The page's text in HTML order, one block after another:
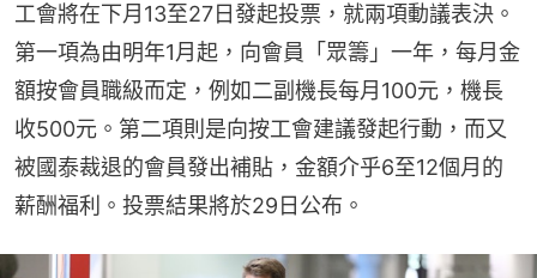
工會將在下月13至27日發起投票，就兩項動議表決。
第一項為由明年1月起，向會員「眾籌」一年，每月金
額按會員職級而定，例如二副機長每月100元，機長
收500元。第二項則是向按工會建議發起行動，而又
被國泰裁退的會員發出補貼，金額介乎6至12個月的
薪酬福利。投票結果將於29日公布。